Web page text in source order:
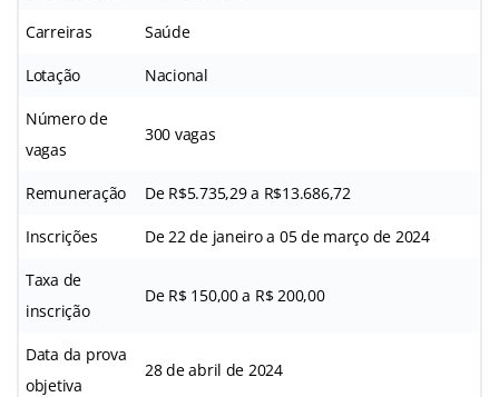
Carreiras Saúde
Lotação Nacional
Número de
vagas
300 vagas
Remuneração De R$5.735,29 a R$13.686,72
Inscrições De 22 de janeiro a 05 de março de 2024
Taxa de
inscrição
De R$ 150,00 a R$ 200,00
Data da prova
objetiva
28 de abril de 2024